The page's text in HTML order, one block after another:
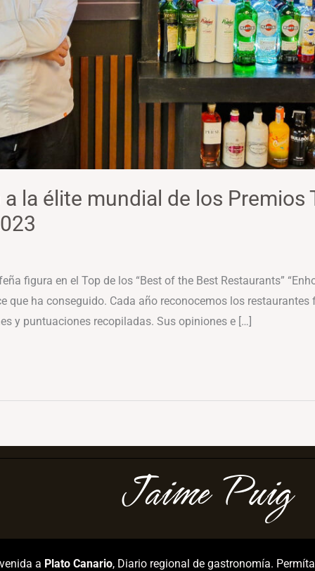
la élite mundial de los Premios
figura en el Top de los “Best of the Best Restaurants”
que ha conseguido. Cada año reconocemos los
y puntuaciones recopiladas. Sus opiniones e […]
Jaime Puig
a Plato Canario, Diario regional de gastronomía.